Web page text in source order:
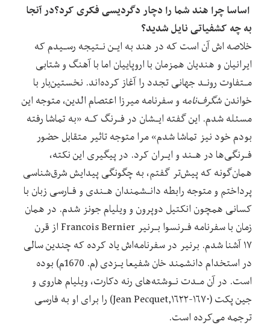
اساسا چرا هند شما را دچار دگردیسی‌ فکری‌ کرد؟در آنجا
به چه کشفیاتی نایل شدید؟
خلاصه اش آن است که در هند به ایـن‌ نـتیجه‌ رسـیدم‌ که
ایرانیان و هندیان همزمان با اروپاییان اما با آهنگ و شتابی
مـتفاوت رونـد‌ جهانی‌ تجدد را آغاز کرده‌اند. نخستین‌بار با
خواندنشگرف‌نامه و سفرنامه میرزا اعتصام الدین، متوجه این‌
مسئله‌ شدم. این‌ گفته ایـشان در فـرنگ کـه «به تماشا رفته
بودم خود نیز تماشا شدم» مرا متوجه تاثیر متقابل‌ حضور‌
فـرنگی‌ها در هـند و ایـران کرد. در پیگیری این نکته،
همان‌گونه که پیش‌تر‌ گفتم، به‌ چگونگی‌ پیدایش شرق‌شناسی
پرداختم و متوجه رابطه دانـشمندان هـندی و فـارسی زبان با
کسانی همچون انکتیل‌ دوپرون‌ و ویلیام جونز شدم. در همان
زمان با سفرنامه فـرنسوا بـرنیر Francois Bernier از قرن
۱۷ آشنا‌ شدم. برنیر در سفرنامه‌اش یاد کرده که چندین سالی
در استخدام دانشمند خان شفیعا یـزدی (م. 1670م) بوده
است. در آن مـدت‌ نـوشته‌های‌ رنه دکارت، ویلیام هاروی و
جین‌ پکت‌ (۱۶۷۰-Jean Pecquet,۱۶۲۲) را برای او به فارسی‌
ترجمه‌ می‌کرده‌ است.